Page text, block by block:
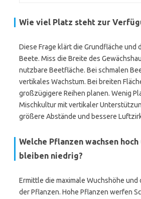
Wie viel Platz steht zur
Diese Frage klärt die Grundfläche und
Beete. Miss die Breite des
nutzbare Beetfläche. Bei schmalen
vertikales Wachstum. Bei breiten
großzügigere Reihen planen. Wenig
Mischkultur mit vertikaler
größere Abstände und bessere
Welche Pflanzen wachsen
bleiben niedrig?
Ermittle die maximale Wuchshöhe und
der Pflanzen. Hohe Pflanzen werfen